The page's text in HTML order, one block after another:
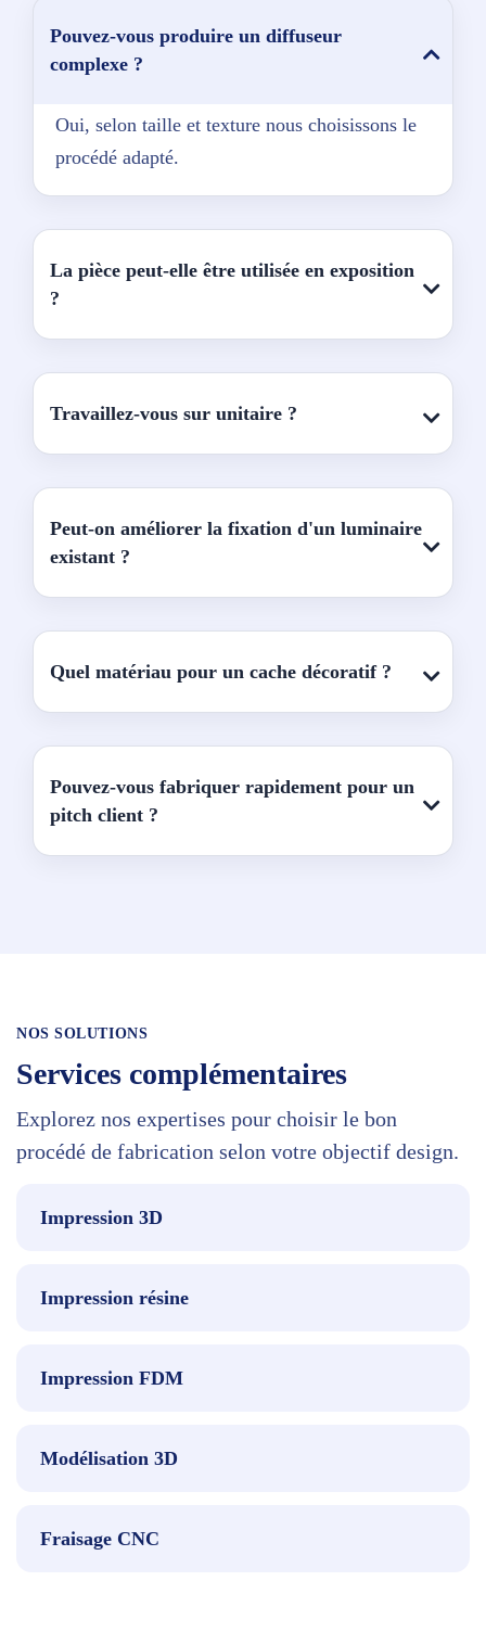
Pouvez-vous produire un diffuseur
complexe ?
Oui, selon taille et texture nous choisissons le
procédé adapté.
La pièce peut-elle être utilisée en exposition
?
Travaillez-vous sur unitaire ?
Peut-on améliorer la fixation d'un luminaire
existant ?
Quel matériau pour un cache décoratif ?
Pouvez-vous fabriquer rapidement pour un
pitch client ?
NOS SOLUTIONS
Services complémentaires
Explorez nos expertises pour choisir le bon
procédé de fabrication selon votre objectif design.
Impression 3D
Impression résine
Impression FDM
Modélisation 3D
Fraisage CNC